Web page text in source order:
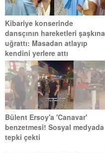
Kibariye konserinde
dansçının hareketleri şaşkına
uğrattı: Masadan atlayıp
kendini yerlere attı
Bülent Ersoy'a 'Canavar'
benzetmesi! Sosyal medyada
tepki çekti